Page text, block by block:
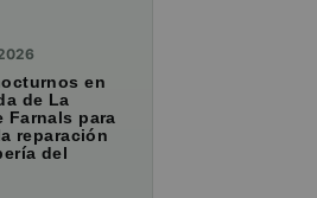
en
de La
Farnals para
reparación
del